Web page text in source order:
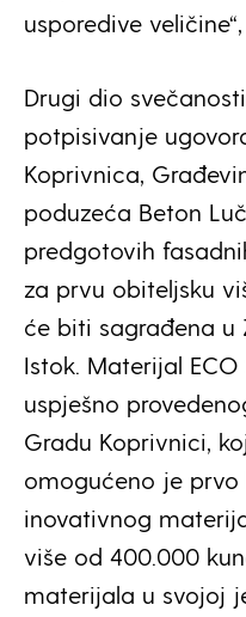
usporedive
Drugi dio
potpisivanje
Koprivnica,
poduzeća Beton
predgotovih
za prvu obiteljsku
će biti sagrađena u
Istok. Materijal
uspješno
Gradu Koprivnici,
omogućeno je prvo
inovativnog
više od 400.000
materijala u svojoj